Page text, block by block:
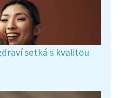
setká s kvalitou